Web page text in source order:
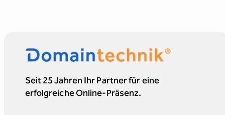
Seit 25 Jahren Ihr Partner für eine
erfolgreiche Online-Präsenz.